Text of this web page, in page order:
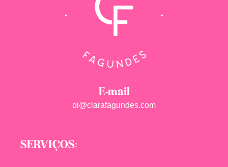
E-mail
oi@clarafagundes.com
SERVIÇOS: